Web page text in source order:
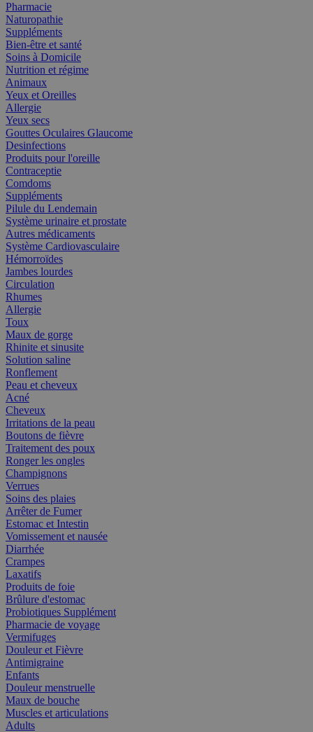
Pharmacie
Naturopathie
Suppléments
Bien-être et santé
Soins à Domicile
Nutrition et régime
Animaux
Yeux et Oreilles
Allergie
Yeux secs
Gouttes Oculaires Glaucome
Desinfections
Produits pour l'oreille
Contraceptie
Comdoms
Suppléments
Pilule du Lendemain
Système urinaire et prostate
Autres médicaments
Système Cardiovasculaire
Hémorroïdes
Jambes lourdes
Circulation
Rhumes
Allergie
Toux
Maux de gorge
Rhinite et sinusite
Solution saline
Ronflement
Peau et cheveux
Acné
Cheveux
Irritations de la peau
Boutons de fièvre
Traitement des poux
Ronger les ongles
Champignons
Verrues
Soins des plaies
Arrêter de Fumer
Estomac et Intestin
Vomissement et nausée
Diarrhée
Crampes
Laxatifs
Produits de foie
Brûlure d'estomac
Probiotiques Supplément
Pharmacie de voyage
Vermifuges
Douleur et Fièvre
Antimigraine
Enfants
Douleur menstruelle
Maux de bouche
Muscles et articulations
Adults